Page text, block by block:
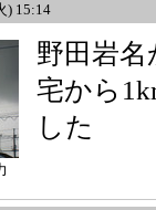
15:14
野田岩
宅から
した